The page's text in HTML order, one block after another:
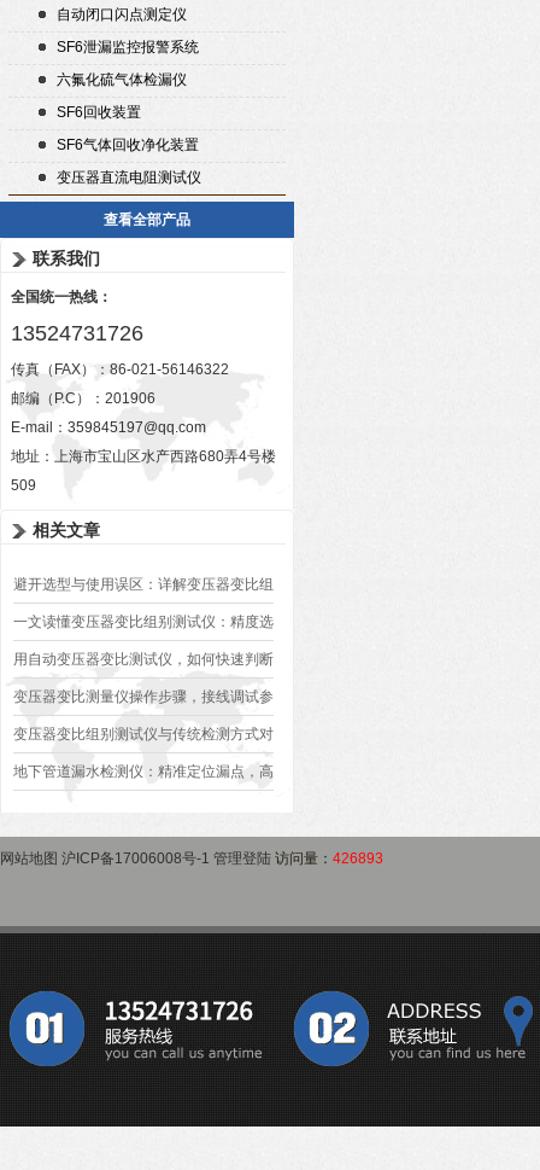
自动闭口闪点测定仪
SF6泄漏监控报警系统
六氟化硫气体检漏仪
SF6回收装置
SF6气体回收净化装置
变压器直流电阻测试仪
查看全部产品
联系我们
全国统一热线：
13524731726
传真（FAX）：86-021-56146322
邮编（P.C）：201906
E-mail： 359845197@qq.com
地址：上海市宝山区水产西路680弄4号楼
509
相关文章
避开选型与使用误区：详解变压器变比组
别测试仪的日常校准方法、常见组别识别
异常排查方案
一文读懂变压器变比组别测试仪：精度选
型、接线规范、报告生成全流程标准化操
作指南
用自动变压器变比测试仪，如何快速判断
变压器是否合格？
变压器变比测量仪操作步骤，接线调试参
数设定变比测试数据保存使用教程
变压器变比组别测试仪与传统检测方式对
比：精度、速度与安全性深度分析
地下管道漏水检测仪：精准定位漏点，高
网站地图 沪ICP备17006008号-1 管理登陆 访问量： 426893